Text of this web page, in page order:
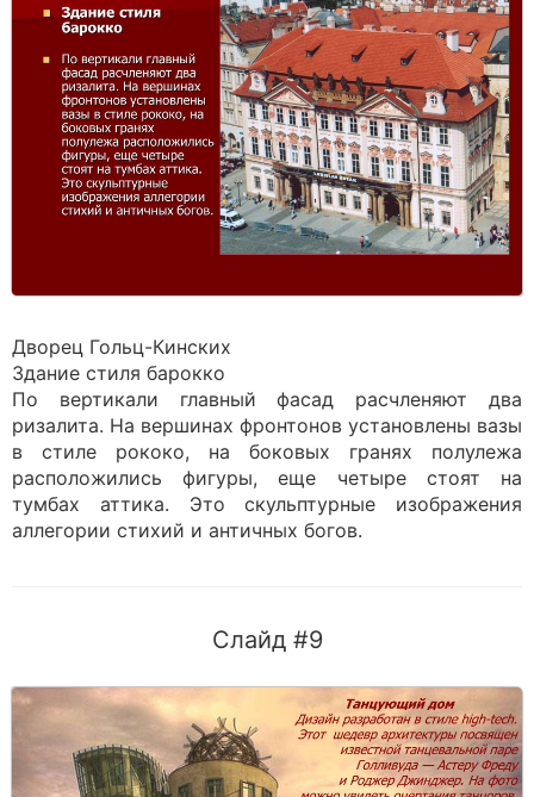
Дворец Гольц-Кинских
Здание стиля барокко
По вертикали главный фасад расчленяют два
ризалита. На вершинах фронтонов установлены вазы
в стиле рококо, на боковых гранях полулежа
расположились фигуры, еще четыре стоят на
тумбах аттика. Это скульптурные изображения
аллегории стихий и античных богов.
Слайд #9